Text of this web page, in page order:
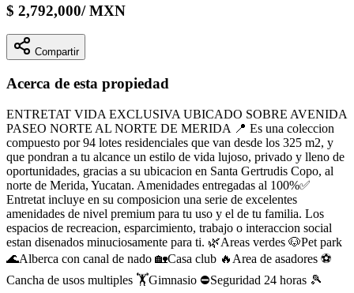
$ 2,792,000/MXN
Compartir
Acerca de esta propiedad
ENTRETAT VIDA EXCLUSIVA UBICADO SOBRE AVENIDA
PASEO NORTE AL NORTE DE MERIDA 📍 Es una coleccion
compuesto por 94 lotes residenciales que van desde los 325 m2, y
que pondran a tu alcance un estilo de vida lujoso, privado y lleno de
oportunidades, gracias a su ubicacion en Santa Gertrudis Copo, al
norte de Merida, Yucatan. Amenidades entregadas al 100%✅
Entretat incluye en su composicion una serie de excelentes
amenidades de nivel premium para tu uso y el de tu familia. Los
espacios de recreacion, esparcimiento, trabajo o interaccion social
estan disenados minuciosamente para ti. 🌿Areas verdes 🐶Pet park
🌊Alberca con canal de nado 🏡Casa club 🔥Area de asadores ⚽
Cancha de usos multiples 🏋Gimnasio ⛔Seguridad 24 horas 🎾